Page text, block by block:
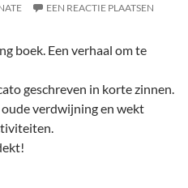
EEN REACTIE PLAATSEN
boek. Een verhaal om te
geschreven in korte zinnen.
verdwijning en wekt